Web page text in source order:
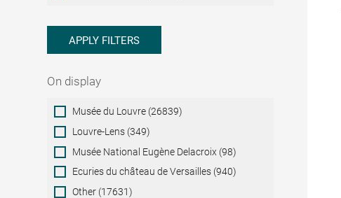
APPLY FILTERS
On display
On
display
Musée du Louvre (26839)
Louvre-Lens (349)
Musée National Eugène Delacroix (98)
Ecuries du château de Versailles (940)
Other (17631)